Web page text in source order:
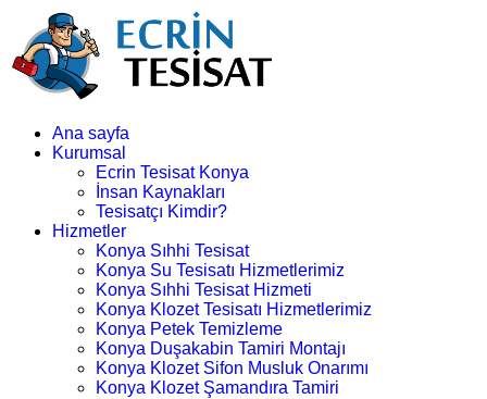
Ana sayfa
Kurumsal
Ecrin Tesisat Konya
İnsan Kaynakları
Tesisatçı Kimdir?
Hizmetler
Konya Sıhhi Tesisat
Konya Su Tesisatı Hizmetlerimiz
Konya Sıhhi Tesisat Hizmeti
Konya Klozet Tesisatı Hizmetlerimiz
Konya Petek Temizleme
Konya Duşakabin Tamiri Montajı
Konya Klozet Sifon Musluk Onarımı
Konya Klozet Şamandıra Tamiri